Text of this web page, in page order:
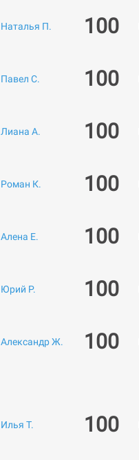
Наталья П. 100
Павел С. 100
Лиана А. 100
Роман К. 100
Алена Е. 100
Юрий Р. 100
Александр Ж. 100
Илья Т. 100